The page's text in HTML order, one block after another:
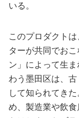
いる。
このプロダクト
ターが共同でお
ン」によって生
わう墨田区は、
して知られてき
め、製造業や飲